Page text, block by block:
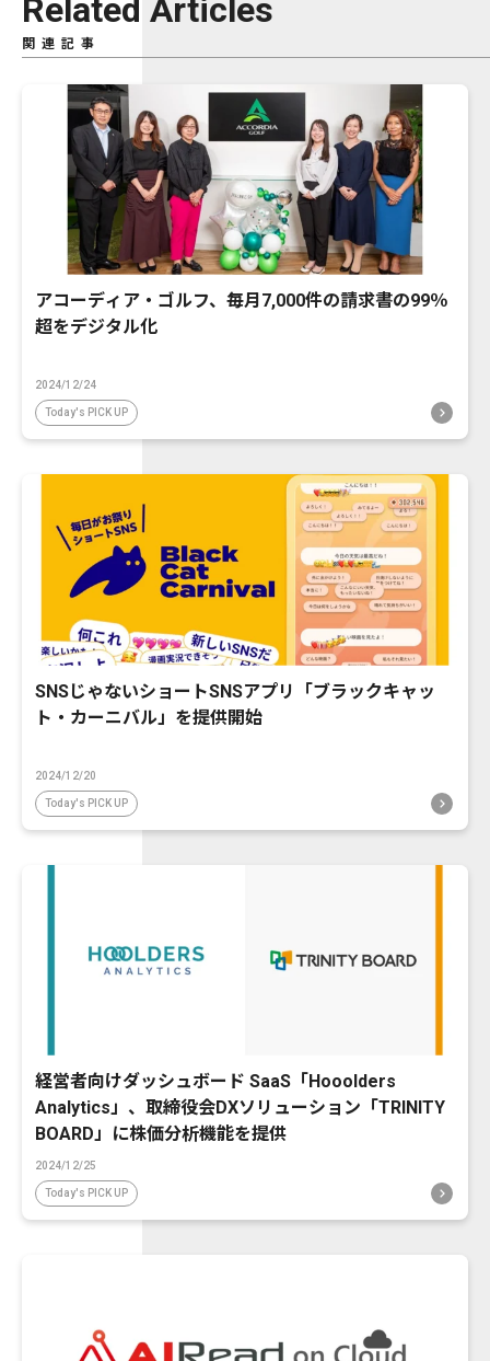
Related Articles
関連記事
アコーディア・ゴルフ、毎月7,000件の請求書の99％
超をデジタル化
2024/12/24
Today's PICK UP
SNSじゃないショートSNSアプリ「ブラックキャッ
ト・カーニバル」を提供開始
2024/12/20
Today's PICK UP
経営者向けダッシュボード SaaS「Hooolders
Analytics」、取締役会DXソリューション「TRINITY
BOARD」に株価分析機能を提供
2024/12/25
Today's PICK UP